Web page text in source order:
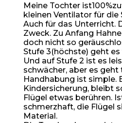
Meine Tochter
kleinen Ventilator für die
Auch für das Unterricht.
Zweck. Zu Anfang
doch nicht so
Stufe 3(höchste) geht
Und auf Stufe 2 ist es
schwächer, aber es
Handhabung ist simple.
Kindersicherung, bleibt
Flügel etwas berühren.
schmerzhaft, die Flügel
Material.